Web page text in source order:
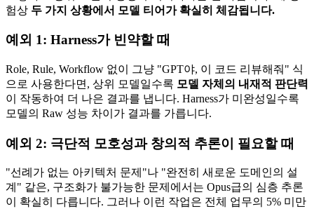
험상 두 가지 상황에서 모델 티어가 확실히 체감됩니다.
예외 1: Harness가 빈약할 때
Role, Rule, Workflow 없이 그냥 "GPT야, 이 코드 리뷰해줘" 식
으로 사용한다면, 상위 모델일수록 모델 자체의 내재적 판단력
이 작동하여 더 나은 결과를 냅니다. Harness가 미완성일수록
모델의 Raw 성능 차이가 결과를 가릅니다.
예외 2: 극단적 모호성과 창의적 추론이 필요할 때
"선례가 없는 아키텍처 문제"나 "완전히 새로운 도메인의 설
계" 같은, 구조화가 불가능한 문제에서는 Opus급의 심층 추론
이 확실히 다릅니다. 그러나 이런 작업은 전체 업무의 5% 미만